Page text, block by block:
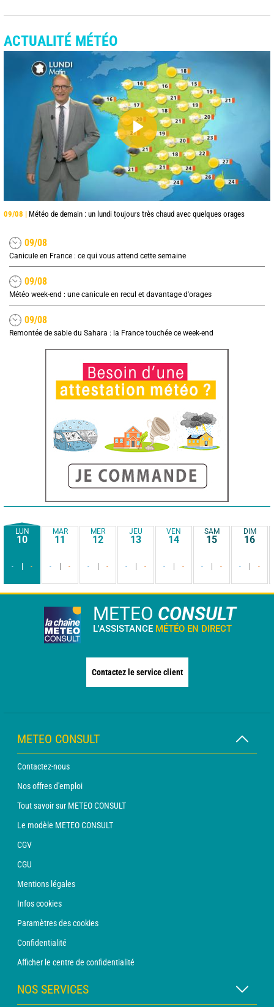
ACTUALITÉ MÉTÉO
09/08 | Météo de demain : un lundi toujours très chaud avec quelques orages
09/08
Canicule en France : ce qui vous attend cette semaine
09/08
Météo week-end : une canicule en recul et davantage d'orages
09/08
Remontée de sable du Sahara : la France touchée ce week-end
LUN
10
- -
MAR
11
- -
MER
12
- -
JEU
13
- -
VEN
14
- -
SAM
15
- -
DIM
16
- -
METEO CONSULT
L'ASSISTANCE MÉTÉO EN DIRECT
Contactez le service client
METEO CONSULT
Contactez-nous
Nos offres d'emploi
Tout savoir sur METEO CONSULT
Le modèle METEO CONSULT
CGV
CGU
Mentions légales
Infos cookies
Paramètres des cookies
Confidentialité
Afficher le centre de confidentialité
NOS SERVICES